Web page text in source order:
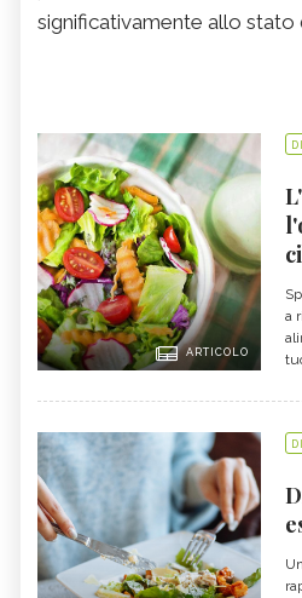
significativamente allo stato
ARTICOLO
a